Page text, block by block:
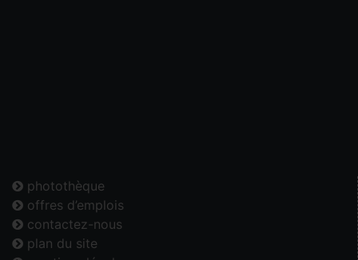
photothèque
offres d’emplois
contactez-nous
plan du site